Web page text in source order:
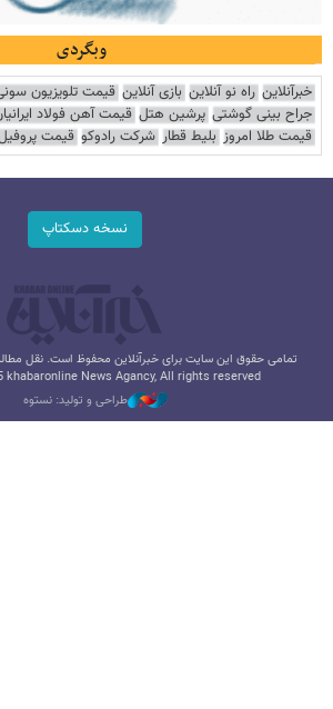
وبگردی
خبرآنلاین راه نو آنلاین بازی آنلاین قیمت تلویزیون
جراح بینی گوشتی پرشین هتل قیمت آهن فولاد
قیمت طلا امروز بلیط قطار شرکت رادوکو قیمت
نسخه دسکتاپ
تمامی حقوق این سایت برای خبرآنلاین محفوظ است. نقل
khabaronline News Agancy, All rights reserved
طراحی و تولید: نستوه